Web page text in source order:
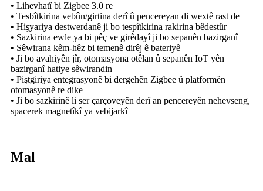
• Lihevhatî bi Zigbee 3.0 re
• Tesbîtkirina vebûn/girtina derî û pencereyan di wextê rast de
• Hişyariya destwerdanê ji bo tespîtkirina rakirina bêdestûr
• Sazkirina ewle ya bi pêç ve girêdayî ji bo sepanên bazirganî
• Sêwirana kêm-hêz bi temenê dirêj ê bateriyê
• Ji bo avahiyên jîr, otomasyona otêlan û sepanên IoT yên
bazirganî hatiye sêwirandin
• Piştgiriya entegrasyonê bi dergehên Zigbee û platformên
otomasyonê re dike
• Ji bo sazkirinê li ser çarçoveyên derî an pencereyên nehevseng,
spacerek magnetîkî ya vebijarkî
Mal